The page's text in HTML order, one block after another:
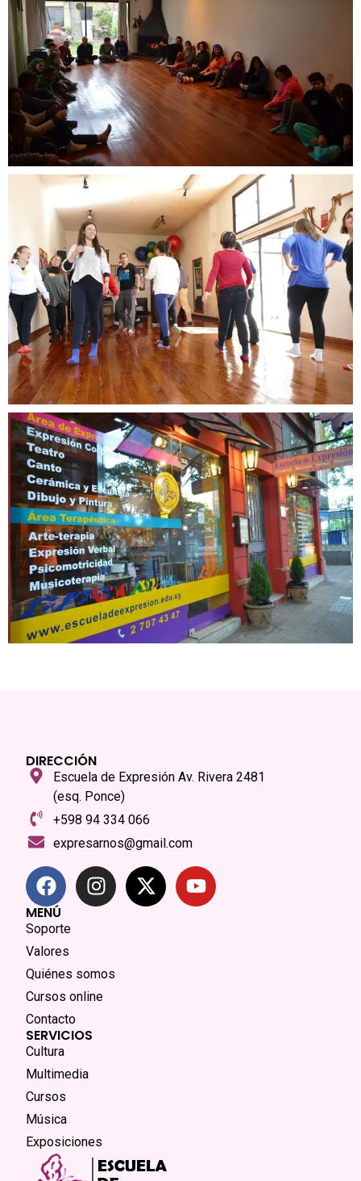
SERVICIOS
Cultura
Multimedia
Cursos
Música
Exposiciones
MENÚ
Soporte
Valores
Quiénes somos
Cursos online
Contacto
DIRECCIÓN
Escuela de Expresión Av. Rivera 2481
(esq. Ponce)
+598 94 334 066
expresarnos@gmail.com